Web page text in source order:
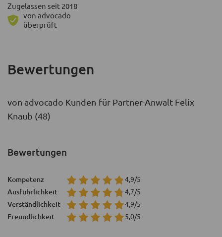
Zugelassen seit 2018
von advocado
überprüft
Bewertungen
von advocado Kunden für Partner-Anwalt Felix
Knaub (48)
Bewertungen
Kompetenz 4,9/5
Ausführlichkeit 4,7/5
Verständlichkeit 4,9/5
Freundlichkeit 5,0/5